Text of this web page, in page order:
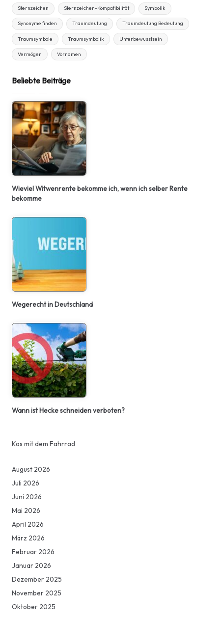
Sternzeichen Sternzeichen-Kompatibilität Symbolik
Synonyme finden Traumdeutung Traumdeutung Bedeutung
Traumsymbole Traumsymbolik Unterbewusstsein
Vermögen Vornamen
Beliebte Beiträge
Wieviel Witwenrente bekomme ich, wenn ich selber Rente
bekomme
Wegerecht in Deutschland
Wann ist Hecke schneiden verboten?
Kos mit dem Fahrrad
August 2026
Juli 2026
Juni 2026
Mai 2026
April 2026
März 2026
Februar 2026
Januar 2026
Dezember 2025
November 2025
Oktober 2025